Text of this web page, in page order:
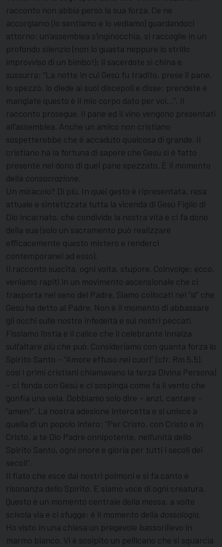
racconto non abbia perso la sua forza. Ce ne
accorgiamo (lo sentiamo e lo vediamo) guardandoci
attorno: un’assemblea s’ingi­nocchia, si raccoglie in un
profondo silenzio (non lo guasta neppure lo strillo
improvviso di un bimbo!); il sacerdote si china e
sussurra: “La notte in cui Gesù fu tradito, prese il pane,
lo spezzò, lo diede ai suoi discepoli e disse: pren­dete e
mangiate questo è il mio corpo dato per voi…”. Il
racconto prosegue. Il pane ed il vino vengono presentati
all’assemblea. Anche un amico non cristiano
sospetterebbe che è accaduto qualcosa di grande. Il
cristiano ha la fortuna di sapere che Gesù si è fatto
presente nel dono di quel pane spezzato. È il momento
della consacrazione.
Un miracolo? Di più. In quel gesto è ripresen­tata, resa
attuale e sintetizzata tutta la vicenda di Gesù Figlio di
Dio incarnato, che condivide la nostra vita e ci fa dono
della sua (solo un sacra­mento può realizzare
efficacemente questo miste­ro e renderci
contemporanei ad esso).
Il racconto suscita, ogni volta, stupore. Coinvolge: ecco,
veniamo rapiti in un movimento ascensionale che ci
trasporta nel seno del Padre. Siamo collocati nel “sì” che
Gesù ha detto al Padre. Non è il momento di abbassare
gli occhi sulle nostre infedeltà e sui nostri peccati.
Fissiamo l’ostia e il calice che il celebrante innalza
sull’altare più che può. Consideriamo con quanta forza lo
Spirito Santo – “Amore effuso nei cuori” (cfr. Rm 5,5),
così i primi cristia­ni chiamavano la terza Divina Persona)
– ci fon­da con Gesù e ci sospinga come fa il vento che
gonfia una vela. Dobbiamo solo dire – anzi, cantare –
“amen!”. La nostra adesione intercetta e si unisce a
quella di un popolo intero: “Per Cristo, con Cristo e in
Cristo, a te Dio Padre onnipotente, nell’unità dello
Spirito Santo, ogni onore e glo­ria per tutti i secoli dei
secoli”.
Il fiato che esce dai nostri polmoni e si fa can­to è
risonanza dello Spirito. E siamo voce di ogni creatura.
Questo è un momento centrale della messa, a volte
scivola via e ci sfugge: è il momento della dossologia.
Ho visto in una chiesa un pregevole bassorilievo in
marmo bianco. Vi è scolpito un pellicano che si squarcia